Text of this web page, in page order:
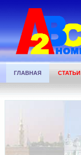
ГЛАВНАЯ СТАТЬИ